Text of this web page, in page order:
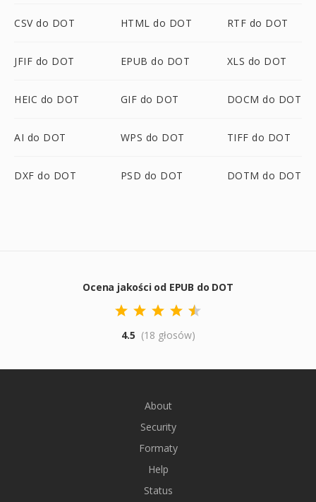
CSV do DOT HTML do DOT RTF do DOT
JFIF do DOT EPUB do DOT XLS do DOT
HEIC do DOT GIF do DOT DOCM do DOT
AI do DOT WPS do DOT TIFF do DOT
DXF do DOT PSD do DOT DOTM do DOT
Ocena jakości od EPUB do DOT
4.5 (18 głosów)
About
Security
Formaty
Help
Status